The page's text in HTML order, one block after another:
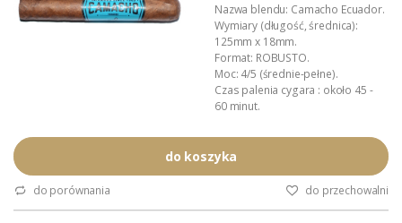
Nazwa blendu: Camacho Ecuador.
Wymiary (długość, średnica):
125mm x 18mm.
Format: ROBUSTO.
Moc: 4/5 (średnie-pełne).
Czas palenia cygara : około 45 -
60 minut.
Pochodzenie: Honduras.
Manufaktura: Diadema Cigars de
Wykonanie: całkowicie ręczne.
do koszyka
do porównania do przechowalni